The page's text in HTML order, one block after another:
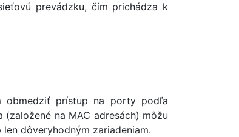
prevádzku, čím prichádza k
obmedziť prístup na porty podľa
na MAC adresách) môžu
dôveryhodným zariadeniam.